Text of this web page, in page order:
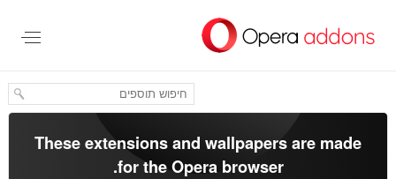
העיקרי
These extensions and wallpapers are made
for theOpera browser
.